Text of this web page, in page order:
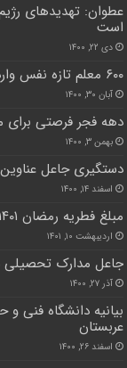
عطوان: تهدیدهای
است
دی ۲۲, ۱۴۰۰
۶۰۰ معلم تازه نفس وارد چرخه آموزش و پرورش البرز شد
آبان ۳۰, ۱۴۰۰
دهه فجر فرصتی برای
بهمن ۳, ۱۴۰۰
دستگیری جاعل
اسفند ۱۴, ۱۴۰۰
مبلغ فطریه رمضان ۱۴۰۱ از سوی مراجع تقلید اعلام شد + جزئیات
اردیبهشت ۱۰, ۱۴۰۱
جاعل مدارک تحصیلی
آذر ۲۷, ۱۴۰۰
بیانیه دانشگاه فنی و
عربستان
اسفند ۲۶, ۱۴۰۰